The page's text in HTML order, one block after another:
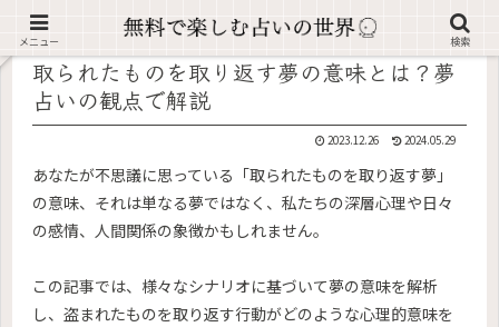
記事内に広告が含まれています。
取られたものを取り返す夢の意味とは？夢
占いの観点で解説
2023.12.26 2024.05.29
あなたが不思議に思っている「取られたものを取り返す夢」
の意味、それは単なる夢ではなく、私たちの深層心理や日々
の感情、人間関係の象徴かもしれません。
この記事では、様々なシナリオに基づいて夢の意味を解析
し、盗まれたものを取り返す行動がどのような心理的意味を
メニュー 検索